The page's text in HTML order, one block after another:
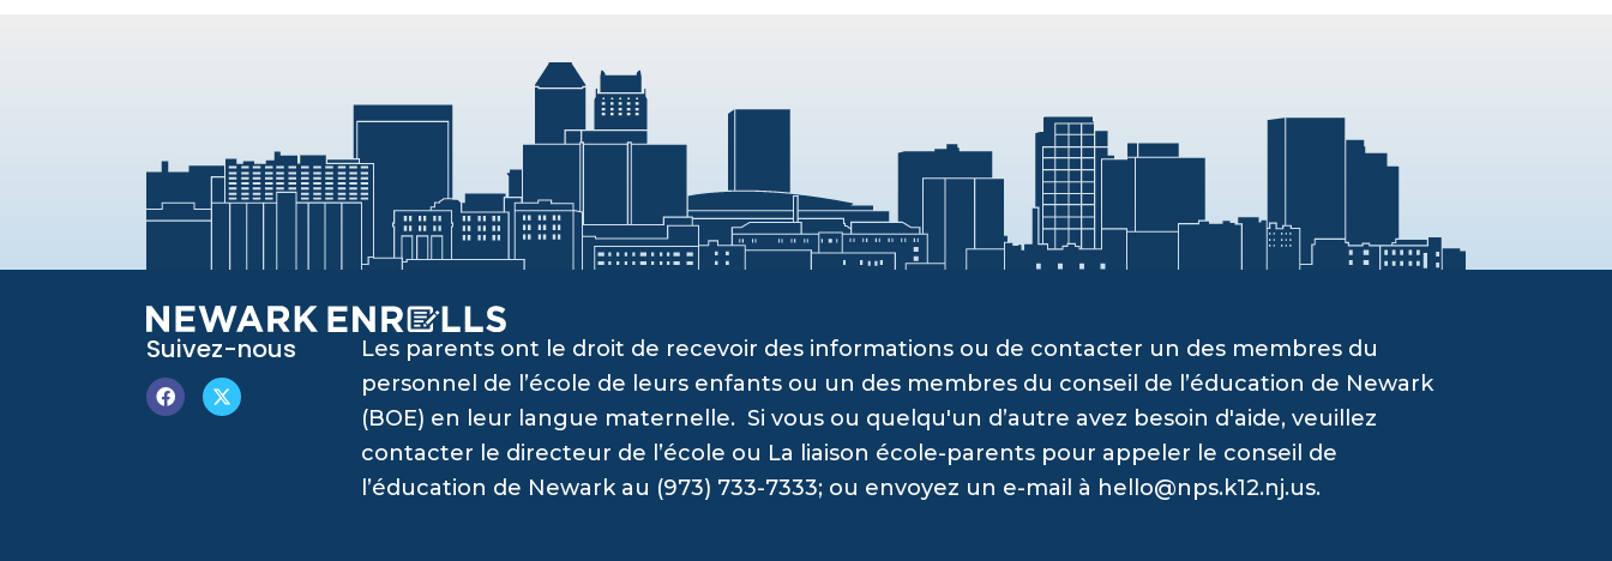
Suivez-nous
Les parents ont le droit de recevoir des informations ou de contacter un des membres du
personnel de l’école de leurs enfants ou un des membres du conseil de l’éducation de Newark
(BOE) en leur langue maternelle. Si vous ou quelqu'un d’autre avez besoin d'aide, veuillez
contacter le directeur de l’école ou La liaison école-parents pour appeler le conseil de
l’éducation de Newark au (973) 733-7333; ou envoyez un e-mail à hello@nps.k12.nj.us.